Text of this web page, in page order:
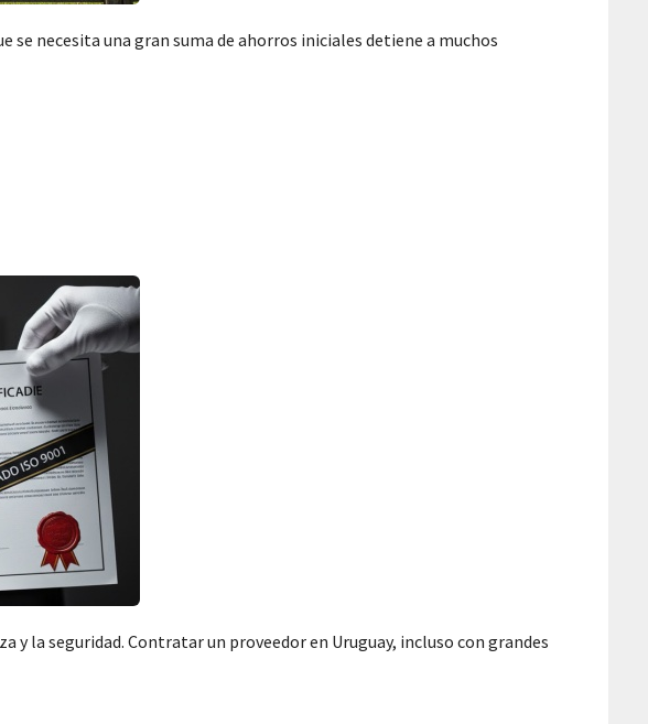
se necesita una gran suma de ahorros iniciales detiene a muchos
y la seguridad. Contratar un proveedor en Uruguay, incluso con grandes